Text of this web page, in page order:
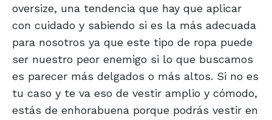
oversize, una tendencia que hay que aplicar
con cuidado y sabiendo si es la más adecuada
para nosotros ya que este tipo de ropa puede
ser nuestro peor enemigo si lo que buscamos
es parecer más delgados o más altos. Si no es
tu caso y te va eso de vestir amplio y cómodo,
estás de enhorabuena porque podrás vestir en